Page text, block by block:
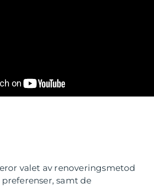
valet av renoveringsmetod
samt de